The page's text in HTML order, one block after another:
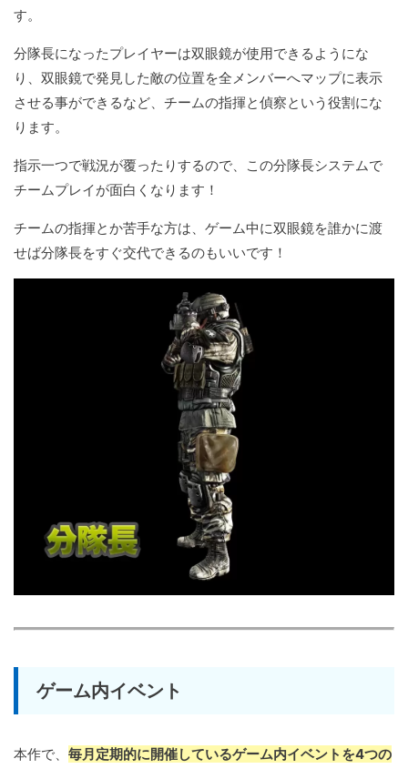
す。
分隊長になったプレイヤーは双眼鏡が使用できるようにな
り、双眼鏡で発見した敵の位置を全メンバーへマップに表示
させる事ができるなど、チームの指揮と偵察という役割にな
ります。
指示一つで戦況が覆ったりするので、この分隊長システムで
チームプレイが面白くなります！
チームの指揮とか苦手な方は、ゲーム中に双眼鏡を誰かに渡
せば分隊長をすぐ交代できるのもいいです！
ゲーム内イベント
本作で、 毎月定期的に開催しているゲーム内イベントを4つの